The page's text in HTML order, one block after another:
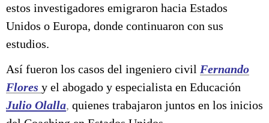
estos investigadores emigraron hacia Estados
Unidos o Europa, donde continuaron con sus
estudios.
Así fueron los casos del ingeniero civil Fernando
Flores y el abogado y especialista en Educación
Julio Olalla, quienes trabajaron juntos en los inicios